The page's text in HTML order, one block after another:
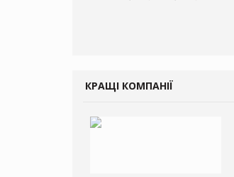
КРАЩІ КОМПАНІЇ